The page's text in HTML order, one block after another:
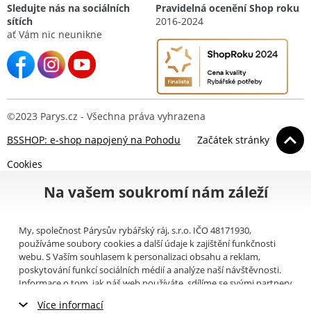
Sledujte nás na sociálních
sítích
ať Vám nic neunikne
Pravidelná ocenění Shop roku
2016-2024
©2023 Parys.cz - Všechna práva vyhrazena
BSSHOP: e-shop napojený na Pohodu
Začátek stránky
Cookies
Na vašem soukromí nám záleží
My, společnost Párysův rybářský ráj, s.r.o. IČO 48171930,
používáme soubory cookies a další údaje k zajištění funkčnosti
webu. S Vaším souhlasem k personalizaci obsahu a reklam,
poskytování funkcí sociálních médií a analýze naší návštěvnosti.
Informace o tom, jak náš web používáte, sdílíme se svými partnery
můžete přečíst, jak tyto informace Google používá. Partneři tyto
Více informací